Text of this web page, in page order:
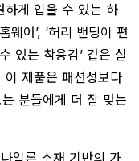
하게 입을 수 있는 하
웨어’, ‘허리 밴딩이 편
있는 착용감’ 같은 실
제품은 패션성보다
분들에게 더 잘 맞는
일론 소재 기반의 가